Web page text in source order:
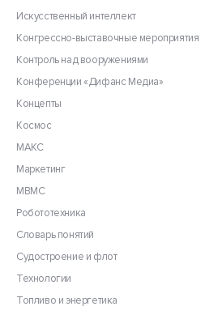
Искусственный интеллект
Конгрессно-выставочные мероприятия
Контроль над вооружениями
Конференции «Дифанс Медиа»
Концепты
Космос
МАКС
Маркетинг
МВМС
Робототехника
Словарь понятий
Судостроение и флот
Технологии
Топливо и энергетика